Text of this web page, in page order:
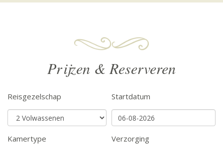
Prijzen & Reserveren
Reisgezelschap Startdatum
Kamertype Verzorging